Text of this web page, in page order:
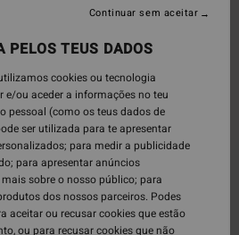
PELOS TEUS DADOS
cookies ou tecnologia
e/ou aceder a informações no teu
pessoal (como os teus dados de
ser utilizada para te apresentar
para medir a publicidade
para apresentar anúncios
sobre o nosso público; para
dos nossos parceiros. Podes
aceitar ou recusar cookies que estão
ou para recusar cookies que não
Continuar sem aceitar